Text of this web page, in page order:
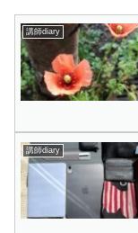
講師diary
講師diary